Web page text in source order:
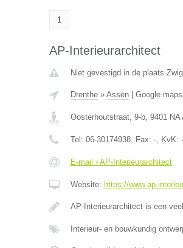
1
AP-Interieurarchitect
Niet gevestigd in de plaats
Drenthe» Assen| Google maps
Oosterhoutstraat, 9-b, 9401 NA
Tel: 06-30174938, Fax: -, KvK: -
E-mail › AP-Interieurarchitect
Website: https://www.ap-
AP-Interieurarchitect is een
Interieur- en bouwkundig